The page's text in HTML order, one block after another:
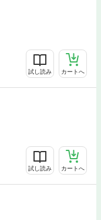
試し読み カートへ
試し読み カートへ